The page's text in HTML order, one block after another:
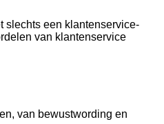
slechts een klantenservice-
van klantenservice
van bewustwording en